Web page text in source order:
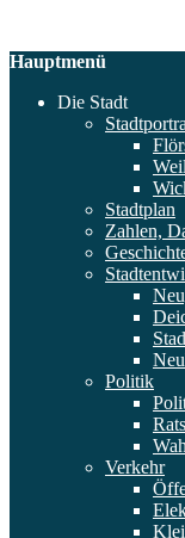
Hauptmenü
Die Stadt
Stadtplan
Zahlen,
Politik
Verkehr